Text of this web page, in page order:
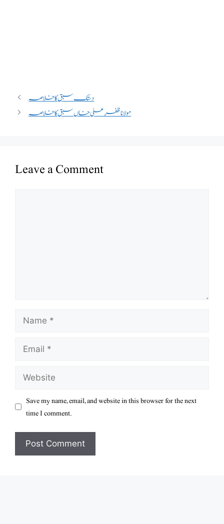
دستک سبق کا خلاصہ
مولانا ظفر علی خاں سبق کا خلاصہ
Leave a Comment
Name
Email
Website
Save my name, email, and website in this browser for the next
time I comment.